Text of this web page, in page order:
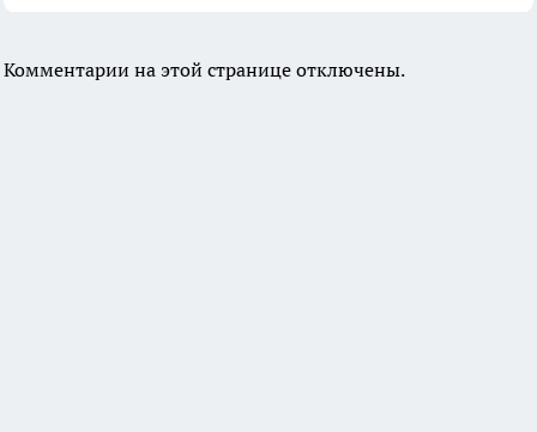
Комментарии на этой странице отключены.